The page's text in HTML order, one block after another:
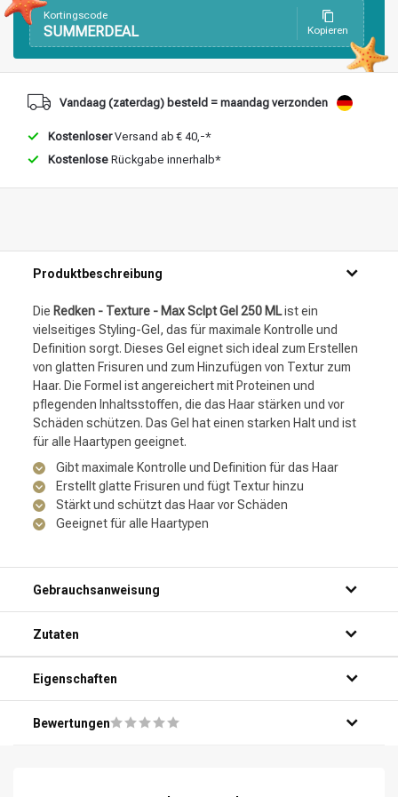
Kortingscode
SUMMERDEAL Kopieren
Vandaag (zaterdag) besteld = maandag verzonden
KostenloserVersand ab € 40,-*
Kostenlose Rückgabe innerhalb*
Produktbeschreibung
Die Redken - Texture - Max Sclpt Gel 250 MList ein
vielseitiges Styling-Gel, das für maximale Kontrolle und
Definition sorgt. Dieses Gel eignet sich ideal zum Erstellen
von glatten Frisuren und zum Hinzufügen von Textur zum
Haar. Die Formel ist angereichert mit Proteinen und
pflegenden Inhaltsstoffen, die das Haar stärken und vor
Schäden schützen. Das Gel hat einen starken Halt und ist
für alle Haartypen geeignet.
Gibt maximale Kontrolle und Definition für das Haar
Erstellt glatte Frisuren und fügt Textur hinzu
Stärkt und schützt das Haar vor Schäden
Geeignet für alle Haartypen
Gebrauchsanweisung
Ihre Handfläche.
Schritt 2: Reiben Sie Ihre Handflächen gegeneinander, um
das Produkt gleichmäßig zu verteilen.
Haar von den Wurzeln bis zu den Spitzen auf.
Schritt 4: Stylen Sie Ihr Haar nach Belieben mit Ihren Fingern
Zutaten
Eigenschaften
Bewertungen